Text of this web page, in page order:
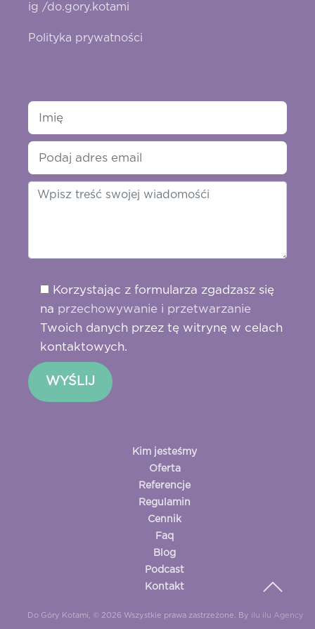
ig /do.gory.kotami
Polityka prywatności
Korzystając z formularza zgadzasz się
na przechowywanie i przetwarzanie
Twoich danych przez tę witrynę w celach
kontaktowych.
Kim jesteśmy
Oferta
Referencje
Regulamin
Cennik
Faq
Blog
Podcast
Kontakt
Do Góry Kotami, © 2026 Wszystkie prawa zastrzeżone. By ilu ilu Agency